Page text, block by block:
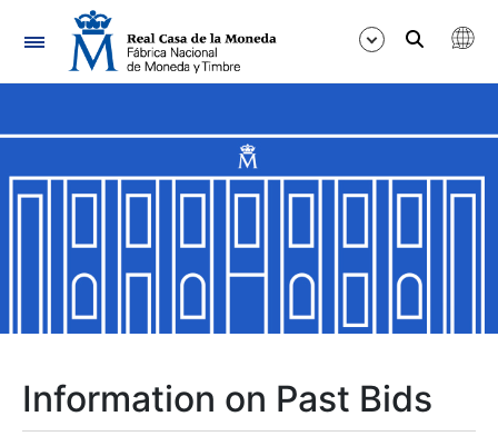
Navigation
Show/Hide
Show/Hide
Show/Hide
Information on Past Bids